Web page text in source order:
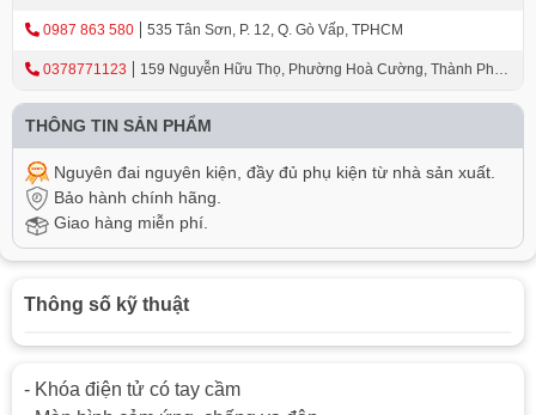
0987 863 580 535 Tân Sơn, P. 12, Q. Gò Vấp, TPHCM
0378771123
159 Nguyễn Hữu Thọ, Phường Hoà Cường, Thành Phố
THÔNG TIN SẢN PHẨM
Nguyên đai nguyên kiện, đầy đủ phụ kiện từ nhà sản xuất.
Bảo hành chính hãng.
Giao hàng miễn phí.
Thông số kỹ thuật
- Khóa điện tử có tay cầm